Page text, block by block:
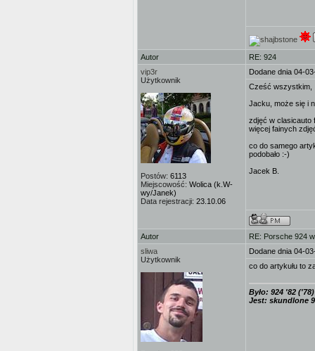
Autor
RE: 924
vip3r
Użytkownik
Postów: 6113
Miejscowość: Wolica (k.W-
wy/Janek)
Data rejestracji: 23.10.06
Dodane dnia 04-
Cześć wszystkim,
Jacku, może się i
zdjęć w clasicauto
więcej fainych
co do samego
podobało :-)
Jacek B.
Autor
RE: Porsche 924
sliwa
Użytkownik
Dodane dnia 04-
co do artykułu to
Było: 924 '82 ('78)
Jest: skundlone